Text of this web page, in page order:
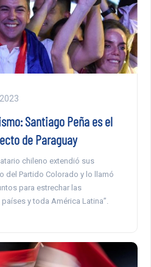
Santiago Peña es el
de Paraguay
chileno extendió sus
del Partido Colorado y lo llamó
para estrechar las
y toda América Latina”.